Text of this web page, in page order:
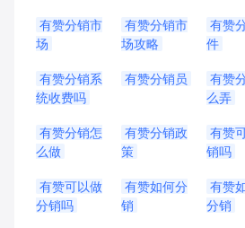
有赞分销市
场
有赞分销市
场攻略
有赞
件
有赞分销系
统收费吗
有赞分销员
有赞
么弄
有赞分销怎
么做
有赞分销政
策
有赞
销吗
有赞可以做
分销吗
有赞如何分
销
有赞
分销